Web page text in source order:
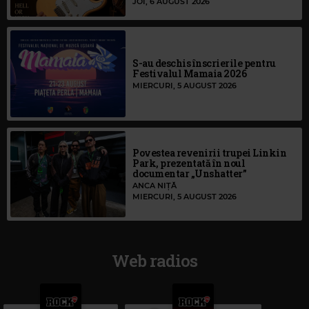
S-au deschis înscrierile pentru
Festivalul Mamaia 2026
MIERCURI, 5 AUGUST 2026
Povestea revenirii trupei Linkin
Park, prezentată în noul
documentar „Unshatter”
ANCA NIȚĂ
MIERCURI, 5 AUGUST 2026
Web radios